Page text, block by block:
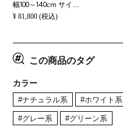
幅100～140cm サイズオーダーデスク Sizeno(シゼノ) パソコンデスク ホワイトアッシュ 無垢材 木製 A字脚 スチール脚 天然木 パソコンデスク オフィスデスク テレワークデスク 勉強机 おしゃれ 北欧モダン 書斎 ナチ
¥ 81,800 (税込)
この商品のタグ
カラー
#ナチュラル系 #ホワイト系
#グレー系 #グリーン系